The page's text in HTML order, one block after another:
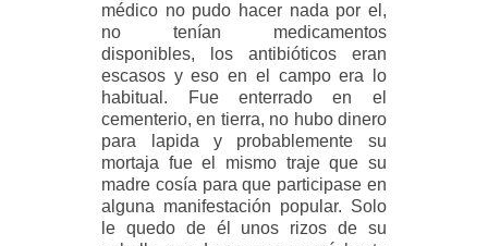
médico no pudo hacer nada por el,
no tenían medicamentos
disponibles, los antibióticos eran
escasos y eso en el campo era lo
habitual. Fue enterrado en el
cementerio, en tierra, no hubo dinero
para lapida y probablemente su
mortaja fue el mismo traje que su
madre cosía para que participase en
alguna manifestación popular. Solo
le quedo de él unos rizos de su